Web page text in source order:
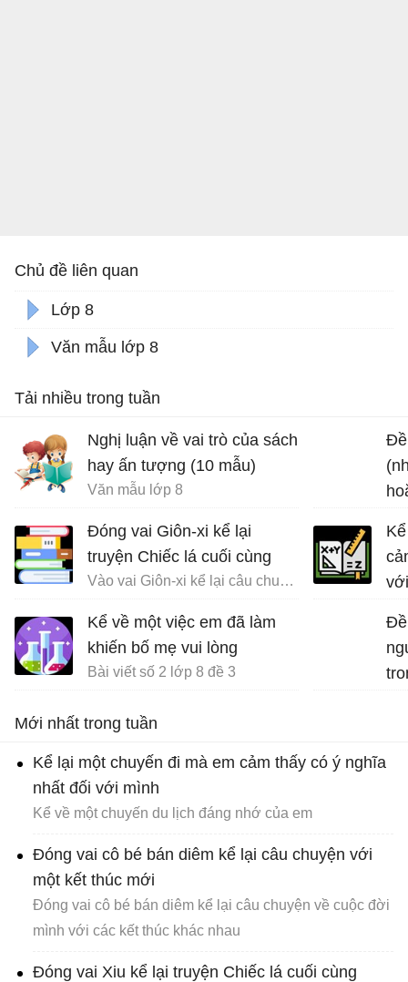
Chủ đề liên quan
Lớp 8
Văn mẫu lớp 8
Tải nhiều trong tuần
Nghị luận về vai trò của sách
hay ấn tượng (10 mẫu)
Văn mẫu lớp 8
Đóng vai Giôn-xi kể lại
truyện Chiếc lá cuối cùng
Vào vai Giôn-xi kể lại câu chuyện Chiếc lá cuối cùng
Kể về một việc em đã làm
khiến bố mẹ vui lòng
Bài viết số 2 lớp 8 đề 3
Đề
Mới nhất trong tuần
Kể lại một chuyến đi mà em cảm thấy có ý nghĩa
nhất đối với mình
Kể về một chuyến du lịch đáng nhớ của em
Đóng vai cô bé bán diêm kể lại câu chuyện với
một kết thúc mới
Đóng vai cô bé bán diêm kể lại câu chuyện về cuộc đời
mình với các kết thúc khác nhau
Đóng vai Xiu kể lại truyện Chiếc lá cuối cùng